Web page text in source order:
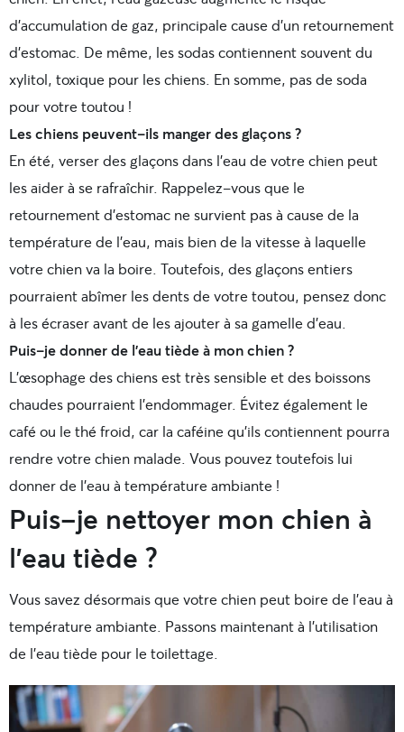
d’accumulation de gaz, principale cause d’un retournement
d’estomac. De même, les sodas contiennent souvent du
xylitol, toxique pour les chiens. En somme, pas de soda
pour votre toutou !
Les chiens peuvent-ils manger des glaçons ?
En été, verser des glaçons dans l’eau de votre chien peut
les aider à se rafraîchir. Rappelez-vous que le
retournement d’estomac ne survient pas à cause de la
température de l’eau, mais bien de la vitesse à laquelle
votre chien va la boire. Toutefois, des glaçons entiers
pourraient abîmer les dents de votre toutou, pensez donc
à les écraser avant de les ajouter à sa gamelle d’eau.
Puis-je donner de l’eau tiède à mon chien ?
L’œsophage des chiens est très sensible et des boissons
chaudes pourraient l’endommager. Évitez également le
café ou le thé froid, car la caféine qu’ils contiennent pourra
rendre votre chien malade. Vous pouvez toutefois lui
donner de l’eau à température ambiante !
Puis-je nettoyer mon chien à
l’eau tiède ?
Vous savez désormais que votre chien peut boire de l’eau à
température ambiante. Passons maintenant à l’utilisation
de l’eau tiède pour le toilettage.